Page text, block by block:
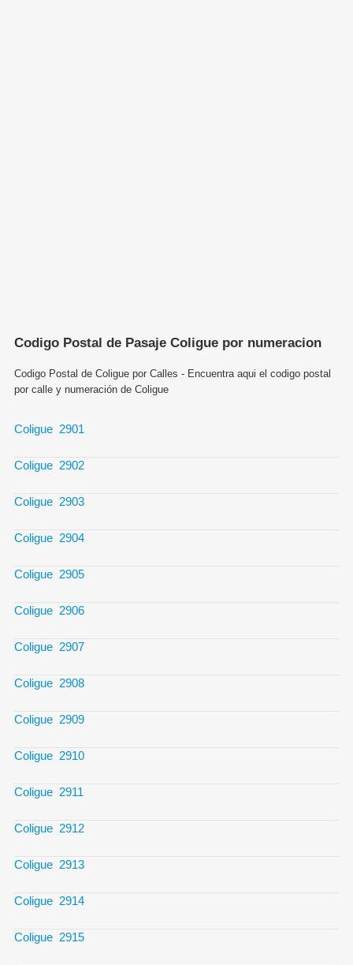
Codigo Postal de Pasaje Coligue por numeracion
Codigo Postal de Coligue por Calles - Encuentra aqui el codigo postal
por calle y numeración de Coligue
Coligue 2901
Coligue 2902
Coligue 2903
Coligue 2904
Coligue 2905
Coligue 2906
Coligue 2907
Coligue 2908
Coligue 2909
Coligue 2910
Coligue 2911
Coligue 2912
Coligue 2913
Coligue 2914
Coligue 2915